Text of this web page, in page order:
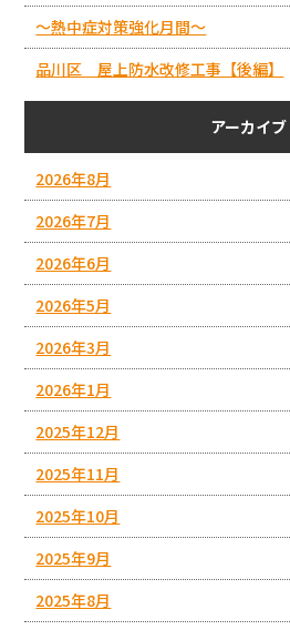
～熱中症対策強化月間～
品川区 屋上防水改修工事【後編】
アーカイブ
2026年8月
2026年7月
2026年6月
2026年5月
2026年3月
2026年1月
2025年12月
2025年11月
2025年10月
2025年9月
2025年8月